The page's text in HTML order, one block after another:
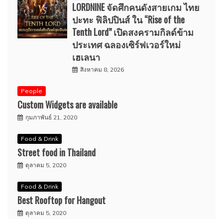
LORDNINE จัดศึกคนดังสายเกม ไทย
ปะทะ ฟิลิปปินส์ ใน “Rise of the
Tenth Lord” เปิดสงครามกิลด์ข้าม
ประเทศ ฉลองเซิร์ฟเวอร์ใหม่
เฮเลนา
สิงหาคม 8, 2026
People
Custom Widgets are available
กุมภาพันธ์ 21, 2020
Food & Drink
Street food in Thailand
ตุลาคม 5, 2020
Food & Drink
Best Rooftop for Hangout
ตุลาคม 5, 2020